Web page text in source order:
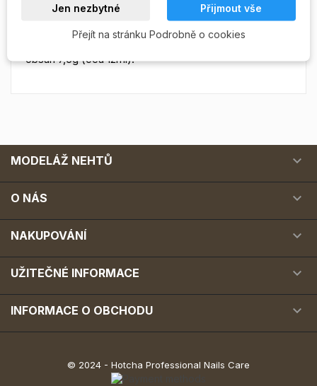
Barevný akryl na nehty - Blue glitter. Odstín modrý,
obsah 7,5g (cca 12ml) .
MODELÁŽ NEHTŮ 
O NÁS 
NAKUPOVÁNÍ 
UŽITEČNÉ INFORMACE 
INFORMACE O OBCHODU 
© 2024 - Hotcha Professional Nails Care
Jen nezbytné Přijmout vše
Přejít na stránku Podrobně o cookies